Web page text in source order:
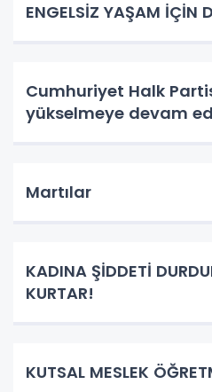
Cumhuriyet Halk
yükselmeye devam
Martılar
KADINA ŞİDDETİ DURDUR GELECEK
KURTAR!
KUTSAL MESLEK